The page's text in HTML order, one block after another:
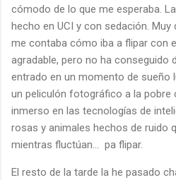
cómodo de lo que me esperaba.
hecho en UCI y con sedación.
me contaba cómo iba a flipar con
agradable, pero no ha conseguido
entrado en un momento de sueño
un peliculón fotográfico a la pobre
inmerso en las tecnologías de
rosas y animales hechos de ruido
mientras fluctúan… pa flipar.
El resto de la tarde la he pasado